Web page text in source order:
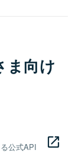
ま向け
公式API